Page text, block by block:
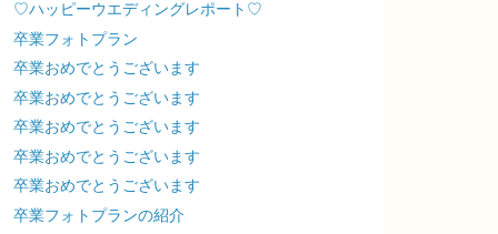
♡ハッピーウエディングレポート♡
卒業フォトプラン
卒業おめでとうございます
卒業おめでとうございます
卒業おめでとうございます
卒業おめでとうございます
卒業おめでとうございます
卒業フォトプランの紹介